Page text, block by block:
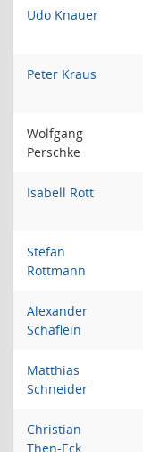
Udo Knauer
Peter Kraus
Wolfgang
Perschke
Isabell Rott
Stefan
Rottmann
Alexander
Schäflein
Matthias
Schneider
Christian
Then-Eck